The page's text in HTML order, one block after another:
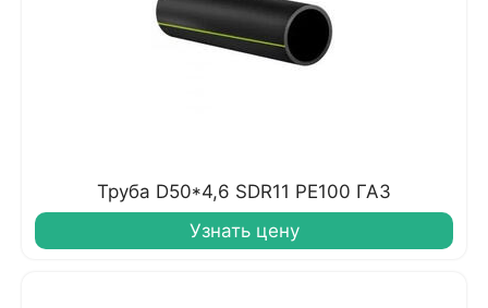
Труба D50*4,6 SDR11 PE100 ГАЗ
Узнать цену